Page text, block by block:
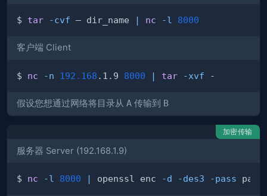
$ tar -cvf – dir_name | nc -l 8000
客户端 Client
$ nc -n 192.168 .1.9 8000 | tar -xvf
假设您想通过网络将目录从 A 传输到 B
加密传输
服务器 Server (192.168.1.9)
$ nc -l 8000 | openssl enc -d -des3 -pass